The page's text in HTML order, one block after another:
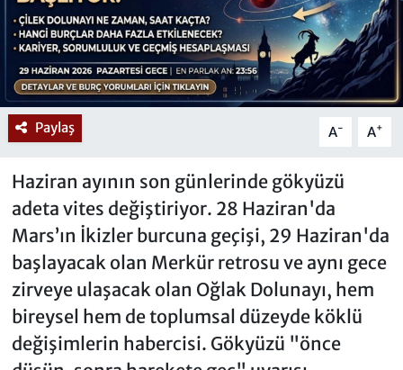
Paylaş A- A+
Haziran ayının son günlerinde gökyüzü
adeta vites değiştiriyor. 28 Haziran'da
Mars’ın İkizler burcuna geçişi, 29 Haziran'da
başlayacak olan Merkür retrosu ve aynı gece
zirveye ulaşacak olan Oğlak Dolunayı, hem
bireysel hem de toplumsal düzeyde köklü
değişimlerin habercisi. Gökyüzü "önce